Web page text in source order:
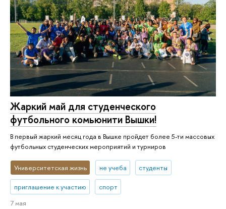
Жаркий май для студенческого
футбольного комьюнити Вышки!
В первый жаркий месяц года в Вышке пройдет более 5-ти массовых
футбольных студенческих мероприятий и турниров
Университетская жизнь не учеба студенты
приглашение к участию
спорт
7 мая